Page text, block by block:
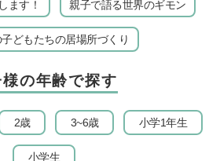
ます！ 親子で語る世界のギモン
どもたちの居場所づくり
の年齢で探す
2歳 3~6歳 小学1年生
小学生